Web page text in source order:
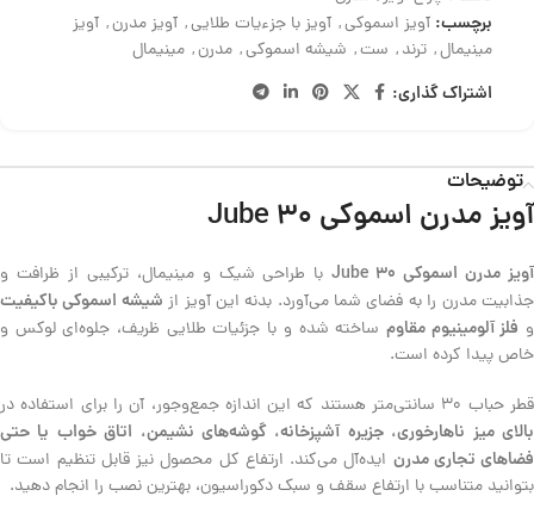
برچسب: آویز اسموکی, آویز با جزءیات طلایی, آویز مدرن, آویز
مینیمال, ترند, ست, شیشه اسموکی, مدرن, مینیمال
اشتراک گذاری:
توضیحات
آویز مدرن اسموکی Jube 30
آویز مدرن اسموکی Jube 30
با طراحی شیک و مینیمال، ترکیبی از ظرافت و
جذابیت مدرن را به فضای شما می‌آورد. بدنه این آویز از شیشه اسموکی باکیفیت
و فلز آلومینیوم مقاوم ساخته شده و با جزئیات طلایی ظریف، جلوه‌ای لوکس و
خاص پیدا کرده است.
قطر حباب 30 سانتی‌متر هستند که این اندازه جمع‌وجور، آن را برای استفاده در
بالای میز ناهارخوری، جزیره آشپزخانه، گوشه‌های نشیمن، اتاق خواب یا حتی
فضاهای تجاری مدرن ایده‌آل می‌کند. ارتفاع کل محصول نیز قابل تنظیم است تا
بتوانید متناسب با ارتفاع سقف و سبک دکوراسیون، بهترین نصب را انجام دهید.